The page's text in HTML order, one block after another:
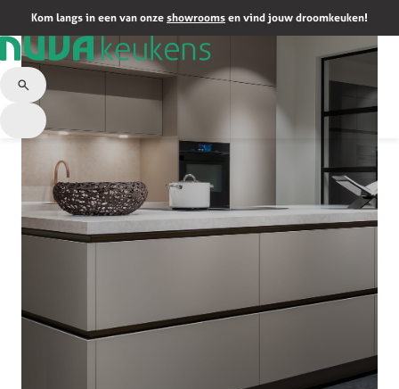
Kom langs in een van onze showrooms en vind jouw droomkeuken!